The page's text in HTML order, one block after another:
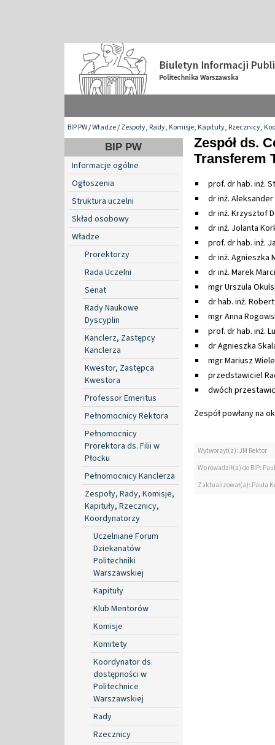
BIP PW/Władze/Zespoły, Rady, Komisje, Kapituły, Rzecznicy,
BIP PW
Informacje ogólne
Ogłoszenia
Struktura uczelni
Skład osobowy
Władze
Prorektorzy
Rada Uczelni
Senat
Rady Naukowe
Dyscyplin
Kanclerz, Zastępcy
Kanclerza
Kwestor, Zastępca
Kwestora
Professor Emeritus
Pełnomocnicy Rektora
Pełnomocnicy
Prorektora ds. Filii w
Płocku
Pełnomocnicy Kanclerza
Zespoły, Rady, Komisje,
Kapituły, Rzecznicy,
Koordynatorzy
Uczelniane Forum
Dziekanatów
Politechniki
Warszawskiej
Kapituły
Klub Mentorów
Komisje
Komitety
Koordynator ds.
dostępności w
Politechnice
Warszawskiej
Rady
Rzecznicy
Zespół ds.
Transferem
prof. dr hab. inż.
dr inż.
dr inż. Krzysztof
dr inż. Jolanta
prof. dr hab. inż.
dr inż. Agnieszka
dr inż. Marek
mgr Urszula
dr hab. inż.
mgr Anna
prof. dr hab. inż.
dr Agnieszka
mgr Mariusz
przedstawiciel
dwóch
Zespół powłany na
Wytworzył(a): JM Rektor
Wprowadził(a) do BIP:
Zaktualizował(a): Paula